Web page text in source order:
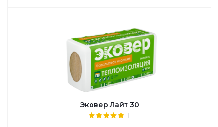
Эковер Лайт 30
1